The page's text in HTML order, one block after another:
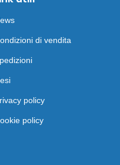
di vendita
policy
policy